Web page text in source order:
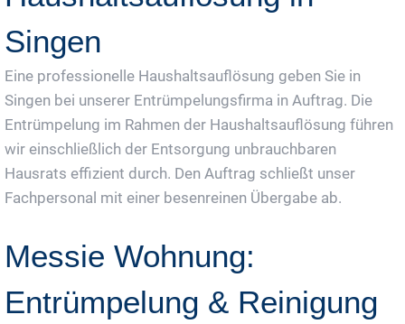
Singen
Eine professionelle Haushaltsauflösung geben Sie in
Singen bei unserer Entrümpelungsfirma in Auftrag. Die
Entrümpelung im Rahmen der Haushaltsauflösung führen
wir einschließlich der Entsorgung unbrauchbaren
Hausrats effizient durch. Den Auftrag schließt unser
Fachpersonal mit einer besenreinen Übergabe ab.
Messie Wohnung:
Entrümpelung & Reinigung